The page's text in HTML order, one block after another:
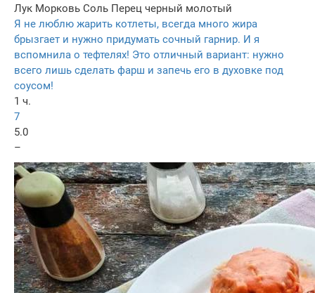
Лук Морковь Соль Перец черный молотый
Я не люблю жарить котлеты, всегда много жира
брызгает и нужно придумать сочный гарнир. И я
вспомнила о тефтелях! Это отличный вариант: нужно
всего лишь сделать фарш и запечь его в духовке под
соусом!
1 ч.
7
5.0
–